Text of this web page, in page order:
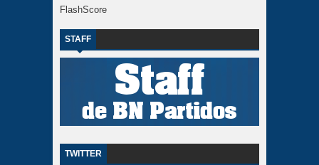
FlashScore
STAFF
TWITTER